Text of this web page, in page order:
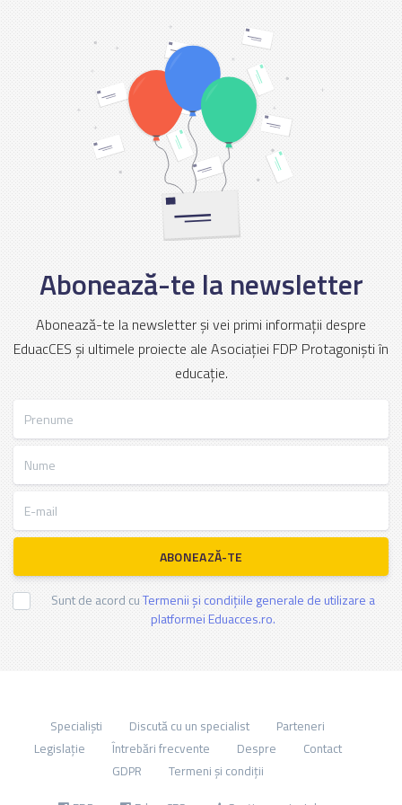
Abonează-te la newsletter
Abonează-te la newsletter și vei primi informații despre
EduacCES și ultimele proiecte ale Asociației FDP Protagoniști în
educație.
ABONEAZĂ-TE
Sunt de acord cuTermenii și condițiile generale de utilizare a
platformei Eduacces.ro.
Specialiști Discută cu un specialist
Parteneri
Legislație
Întrebări frecvente Despre
Contact
GDPR
Termeni și condiții